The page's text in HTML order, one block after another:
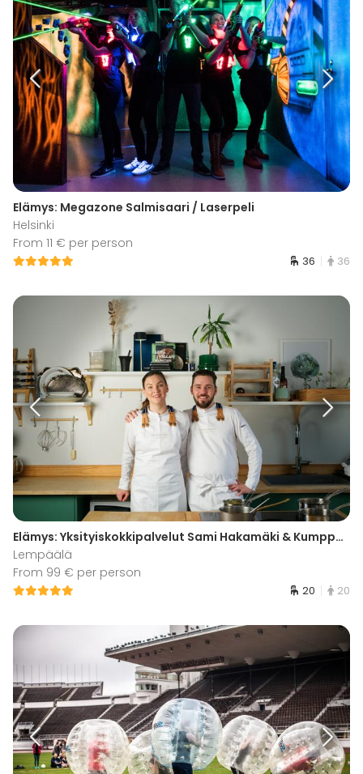
Elämys: Megazone Salmisaari / Laserpeli
Helsinki
From 11 € per person
36 36
Elämys: Yksityiskokkipalvelut Sami Hakamäki & Kumppanit
Lempäälä
From 99 € per person
20 20